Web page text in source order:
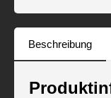
Beschreibung